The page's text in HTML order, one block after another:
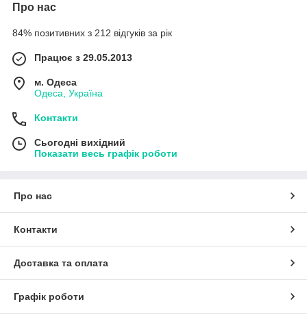
Про нас
84% позитивних з 212 відгуків за рік
Працює з 29.05.2013
м. Одеса
Одеса, Україна
Контакти
Сьогодні вихідний
Показати весь графік роботи
Про нас
Контакти
Доставка та оплата
Графік роботи